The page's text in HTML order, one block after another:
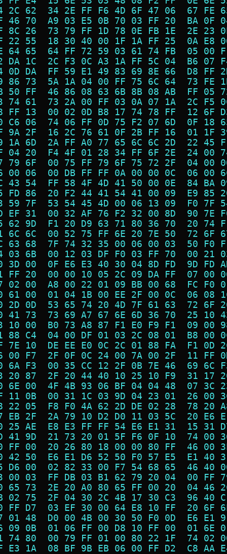
2C 62  34 2E FF F6 4D 6F 47 06  67
46 70  A9 03 E5 0B 70 03 FF 20  BA
8C 26  73 79 FF 1D 78 0E FB 1E  2E
22 55  18 30 40 00 1F 1A FF 25  0A
64 65  64 FF 72 59 03 61 74 FB  05
DA 1C  2C F3 0C A3 1A FF 5C 04  B6
0D DA  FF 59 E1 49 83 69 8E 66  D8
86 73  5A 1A 04 00 FF 75 6C 64  73
50 FF  46 86 08 63 6B 8B 08 AB  FF
74 61  73 2A 00 FF 03 0A 07 1A  2C
FF 13  00 02 0D B8 17 74 78 FF  12
C6 06  74 06 FF 0D 75 F2 07 6D  0F
9A 2F  16 2C 76 61 0F 2B FF 16  01
1A 6D  2A FF A0 77 65 6C 6C 2D  22
04 20  F4 4F 01 28 34 FF 6F 2E  24
79 6F  00 75 FF 79 6F 75 72 2F  04
00 06  00 DB FF FF 0A 00 00 0C  06
43 54  FF 58 4F 4D 41 50 00 0E  84
FD 86  20 F2 44 41 54 41 00 09  E9
59 7F  53 54 45 4D 00 06 13 09  F0
EF 31  00 32 AF 76 F2 32 00 8D  90
62 9D  F1 20 D9 63 71 80 36 70  20
6C 6C  00 52 75 FF 6E 20 7E 50  72
63 68  7F 74 32 35 00 06 00 03  50
03 6B  00 12 03 DF F0 03 FF 70  00
3D 00  0F E6 E3 40 30 04 8D FD  9D
FF 20  00 00 10 05 2C 09 DA FF  07
02 00  A8 00 22 01 09 BB 00 68  FC
61 00  01 04 1B 00 EE 2F 00 0C  06
2D 0D  53 65 74 20 4D 7F 61 63  72
41 73  73 69 A7 67 6E 6D 36 70  25
10 00  B0 73 A8 87 F1 E0 F9 F1  09
88 C4  04 00 DF 01 03 2C 08 01  B8
7E 10  DE EE E0 0C 2C 01 88 FA  F1
00 F7  2F 0F 0C 24 00 7A 00 2F  11
6A F3  00 35 CC 12 2F 0B 7E 46  69
20 87  2F 20 44 40 10 25 10 F9  31
6E 00  4F 4B 93 06 BF 04 04 48  07
11 0B  00 31 1C 03 9D 04 23 01  26
22 05  F8 F0 4A 62 2D DE 02 28  78
EB 2F  2A 79 10 D2 D0 11 03 5C  20
25 AE  E8 E3 FF FF 54 E6 E1 31  15
41 9D  21 73 20 01 5F F6 0F 10  74
FF 00  20 26 80 18 00 00 80 FF  46
42 50  E6 E1 D6 52 50 F0 57 E5  E1
D6 00  02 82 33 00 F7 54 68 65  46
00 03  FF DB 03 B1 62 79 20 04  00
65 73  2E 20 A0 80 65 FF 00 20  04
02 75  2F 04 30 2C 4B 17 30 C3  96
FF D7  03 EF 30 00 64 E8 10 FF  20
01 48  D0 00 4B 00 30 50 F0 0D  E6
09 0B  01 06 FF 00 D8 10 FF 00  01
74 80  00 79 FF 01 00 80 22 1F  74
E3 1A  08 BF 9B EB 06 00 FF D2  C8